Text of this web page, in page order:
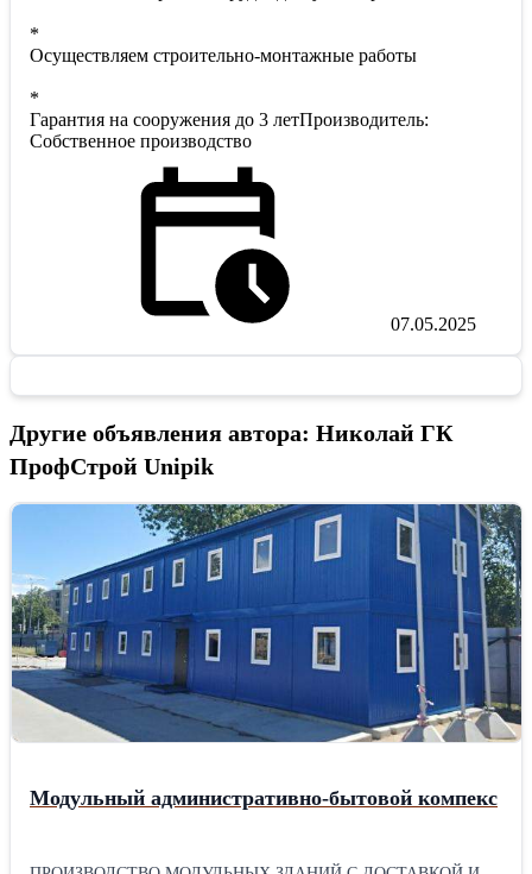
*
Осуществляем строительно-монтажные работы
*
Гарантия на сооружения до 3 летПроизводитель:
Собственное производство
07.05.2025
Другие объявления автора: Николай ГК
ПрофСтрой Unipik
Модульный административно-бытовой компекс